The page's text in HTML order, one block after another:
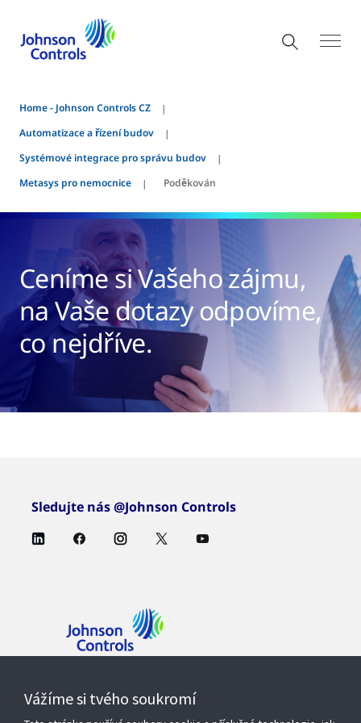
Home - Johnson Controls CZ
Automatizace a řízení budov
Systémové integrace pro správu budov
Metasys pro nemocnice
Poděkován
Ceníme si Vašeho zájmu,
na Vaše dotazy odpovíme,
co nejdříve.
Sledujte nás @Johnson Controls
Vážíme si tvého soukromí